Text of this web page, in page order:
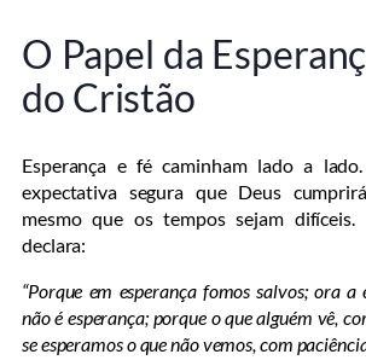
O Papel da
do Cristão
Esperança e fé caminham lado a
expectativa segura que Deus
mesmo que os tempos sejam difíceis.
declara:
“Porque em esperança fomos salvos; ora a
não é esperança; porque o que alguém vê,
se esperamos o que não vemos, com